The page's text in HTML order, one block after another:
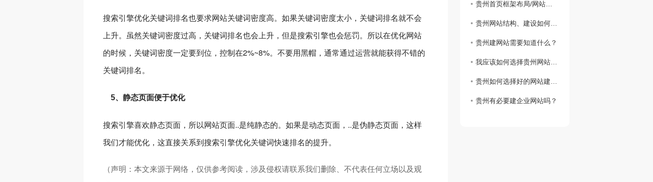
搜索引擎优化关键词排名也要求网站关键词密度高。如果关键词密度太小，关键词排名就不会
上升。虽然关键词密度过高，关键词排名也会上升，但是搜索引擎也会惩罚。所以在优化网站
的时候，关键词密度一定要到位，控制在2%~8%。不要用黑帽，通常通过运营就能获得不错的
关键词排名。
5、静态页面便于优化
搜索引擎喜欢静态页面，所以网站页面..是纯静态的。如果是动态页面，..是伪静态页面，这样
我们才能优化，这直接关系到搜索引擎优化关键词快速排名的提升。
（声明：本文来源于网络，仅供参考阅读，涉及侵权请联系我们删除、不代表任何立场以及观
贵州首页框架布局/网站建设思路
贵州网站结构、建设如何实现网站设计
贵州建网站需要知道什么？
我应该如何选择贵州网站虚拟主机？
贵州如何选择好的网站建设公司？
贵州有必要建企业网站吗？